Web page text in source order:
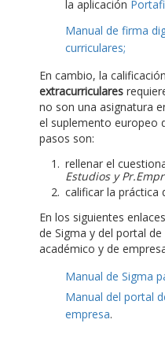
la aplicación
Manual de firma
curriculares;
En cambio, la
extracurriculares
no son una asignatura
el suplemento europeo
pasos son:
rellenar el
Estudios y
calificar la práctica
En los siguientes
de Sigma y del portal
académico y de
Manual de Sigma
Manual del portal
empresa.